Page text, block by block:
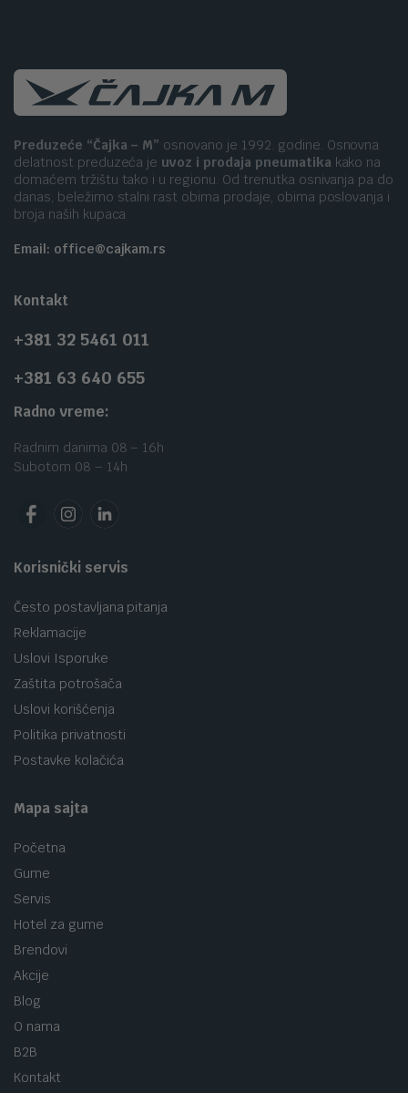
Preduzeće “Čajka – M” osnovano je 1992. godine. Osnovna
delatnost preduzeća je uvoz i prodaja pneumatika kako na
domaćem tržištu tako i u regionu. Od trenutka osnivanja pa do
danas, beležimo stalni rast obima prodaje, obima poslovanja i
broja naših kupaca
Email: office@cajkam.rs
Kontakt
+381 32 5461 011
+381 63 640 655
Radno vreme:
Radnim danima 08 – 16h
Subotom 08 – 14h
Korisnički servis
Često postavljana pitanja
Reklamacije
Uslovi Isporuke
Zaštita potrošača
Uslovi korišćenja
Politika privatnosti
Postavke kolačića
Mapa sajta
Početna
Gume
Servis
Hotel za gume
Brendovi
Akcije
Blog
O nama
B2B
Kontakt